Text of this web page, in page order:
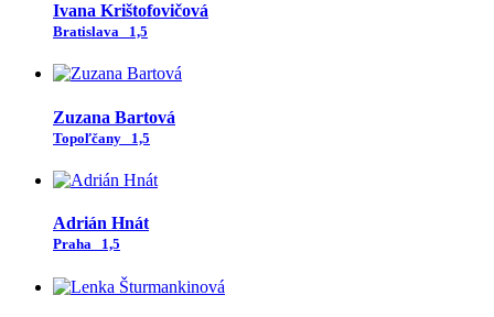
Ivana Krištofovičová
Bratislava 1,5
Zuzana Bartová
Topoľčany 1,5
Adrián Hnát
Praha 1,5